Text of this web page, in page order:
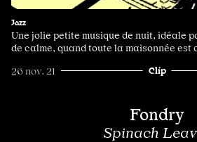
Jazz
Une jolie petite musique de nuit, idéale
de calme, quand toute la maisonnée est
26 nov. 21 Clip
Fondry
Spinach